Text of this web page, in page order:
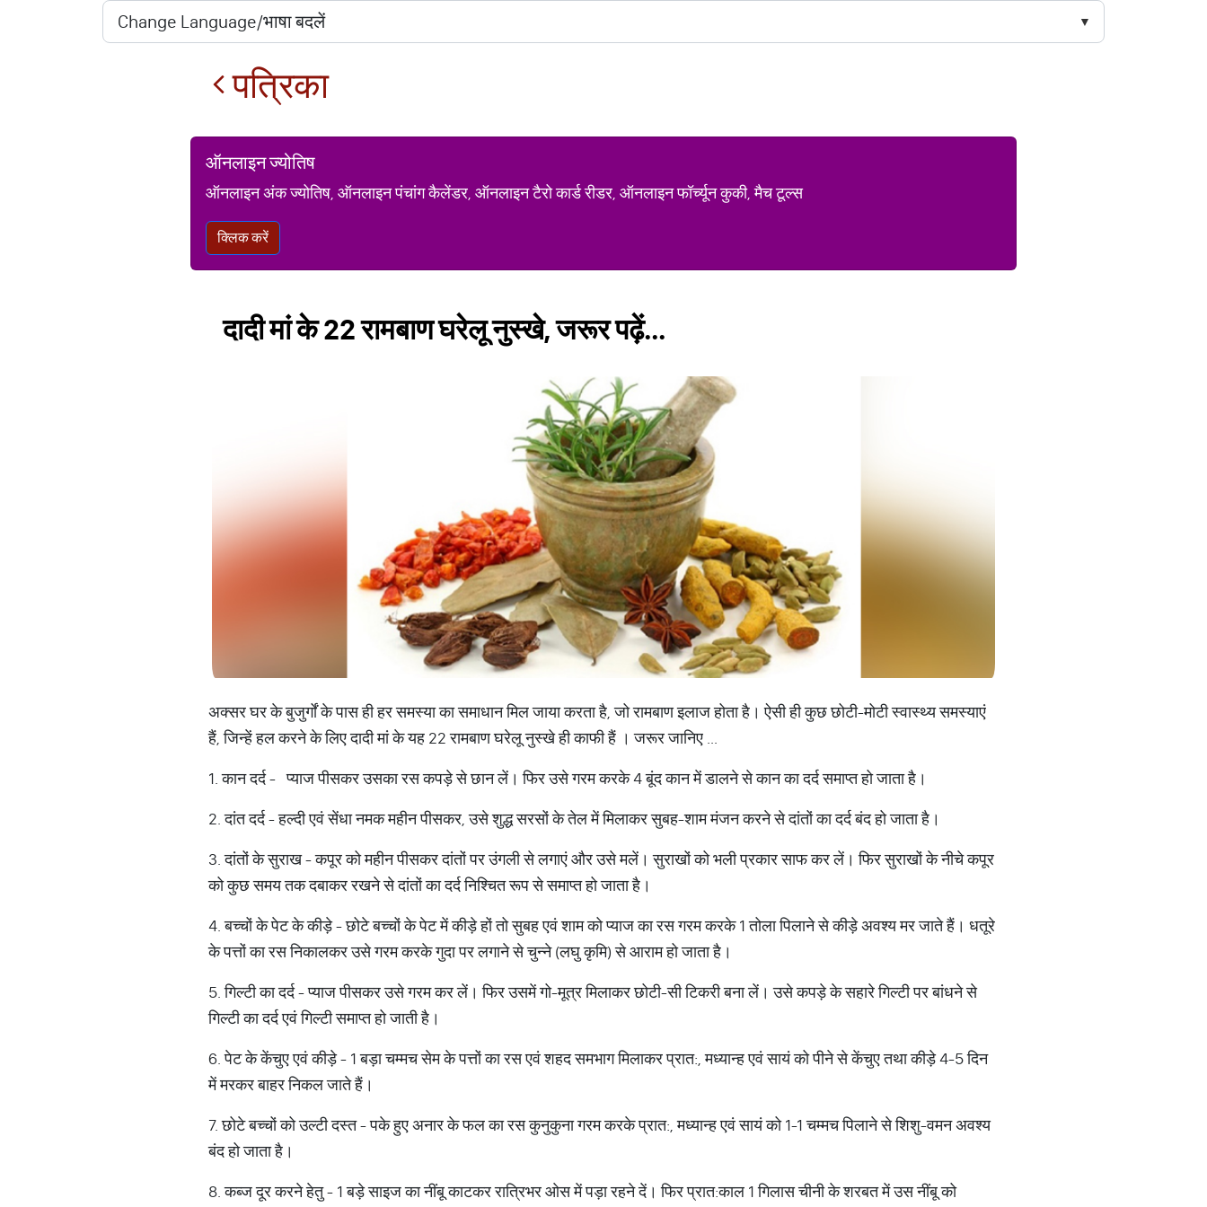
पत्रिका
ऑनलाइन ज्योतिष
ऑनलाइन अंक ज्योतिष, ऑनलाइन पंचांग कैलेंडर, ऑनलाइन टैरो कार्ड रीडर, ऑनलाइन फॉर्च्यून कुकी, मैच टूल्स
क्लिक करें
दादी मां के 22 रामबाण घरेलू नुस्खे, जरूर पढ़ें...
अक्सर घर के बुजुर्गों के पास ही हर समस्या का समाधान मिल जाया करता है, जो रामबाण इलाज होता है। ऐसी ही कुछ छोटी-मोटी स्वास्थ्य समस्याएं
हैं, जि‍न्हें हल करने के लि‍ए दादी मां के यह 22 रामबाण घरेलू नुस्खे ही काफी हैं । जरूर जानिए ...
1. कान दर्द - प्याज पीसकर उसका रस कपड़े से छान लें। फिर उसे गरम करके 4 बूंद कान में डालने से कान का दर्द समाप्त हो जाता है।
2. दांत दर्द - हल्दी एवं सेंधा नमक महीन पीसकर, उसे शुद्ध सरसों के तेल में मिलाकर सुबह-शाम मंजन करने से दांतों का दर्द बंद हो जाता है।
3. दांतों के सुराख - कपूर को महीन पीसकर दांतों पर उंगली से लगाएं और उसे मलें। सुराखों को भली प्रकार साफ कर लें। फिर सुराखों के नीचे कपूर
को कुछ समय तक दबाकर रखने से दांतों का दर्द निश्चित रूप से समाप्त हो जाता है।
4. बच्चों के पेट के कीड़े - छोटे बच्चों के पेट में कीड़े हों तो सुबह एवं शाम को प्याज का रस गरम करके 1 तोला पिलाने से कीड़े अवश्य मर जाते हैं। धतूरे
के पत्तों का रस निकालकर उसे गरम करके गुदा पर लगाने से चुन्ने (लघु कृमि) से आराम हो जाता है।
5. गिल्टी का दर्द - प्याज पीसकर उसे गरम कर लें। फिर उसमें गो-मूत्र मिलाकर छोटी-सी टिकरी बना लें। उसे कपड़े के सहारे गिल्टी पर बांधने से
गिल्टी का दर्द एवं गिल्टी समाप्त हो जाती है।
6. पेट के केंचुए एवं कीड़े - 1 बड़ा चम्मच सेम के पत्तों का रस एवं शहद समभाग मिलाकर प्रात:, मध्यान्ह एवं सायं को पीने से केंचुए तथा कीड़े 4-5 दिन
में मरकर बाहर निकल जाते हैं।
7. छोटे बच्चों को उल्टी दस्त - पके हुए अनार के फल का रस कुनुकुना गरम करके प्रात:, मध्यान्ह एवं सायं को 1-1 चम्मच पिलाने से शिशु-वमन अवश्य
बंद हो जाता है।
8. कब्ज दूर करने हेतु - 1 बड़े साइज का नींबू काटकर रात्रिभर ओस में पड़ा रहने दें। फिर प्रात:काल 1 गिलास चीनी के शरबत में उस नींबू को